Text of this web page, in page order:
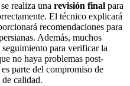
realiza una revisión final para
El técnico explicará
recomendaciones para
Además, muchos
para verificar la
no haya problemas post-
parte del compromiso de
calidad.